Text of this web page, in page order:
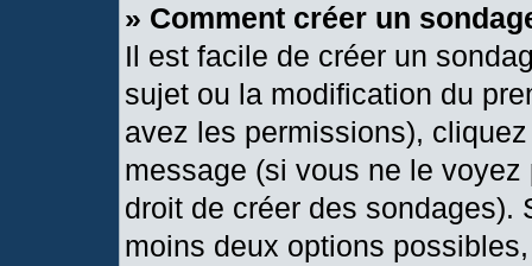
» Comment créer un
Il est facile de créer un
sujet ou la modification du
avez les permissions),
message (si vous ne le
droit de créer des sondages).
moins deux options